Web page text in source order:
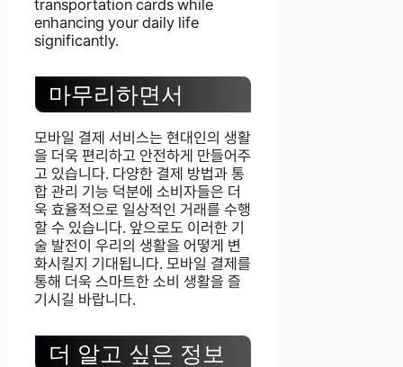
transportation cards while
enhancing your daily life
significantly.
마무리하면서
모바일 결제 서비스는 현대인의 생활
을 더욱 편리하고 안전하게 만들어주
고 있습니다. 다양한 결제 방법과 통
합 관리 기능 덕분에 소비자들은 더
욱 효율적으로 일상적인 거래를 수행
할 수 있습니다. 앞으로도 이러한 기
술 발전이 우리의 생활을 어떻게 변
화시킬지 기대됩니다. 모바일 결제를
통해 더욱 스마트한 소비 생활을 즐
기시길 바랍니다.
더 알고 싶은 정보